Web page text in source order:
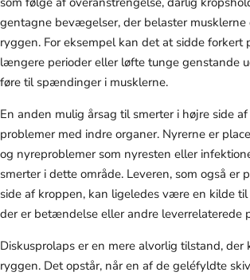
gentagne bevægelser, der belaster musklerne
ryggen. For eksempel kan det at sidde forkert
længere perioder eller løfte tunge genstande
føre til spændinger i musklerne.
En anden mulig årsag til smerter i højre side
problemer med indre organer. Nyrerne er
og nyreproblemer som nyresten eller
smerter i dette område. Leveren, som også er
side af kroppen, kan ligeledes være en kilde
der er betændelse eller andre leverrelaterede
Diskusprolaps er en mere alvorlig tilstand, der
ryggen. Det opstår, når en af de geléfyldte